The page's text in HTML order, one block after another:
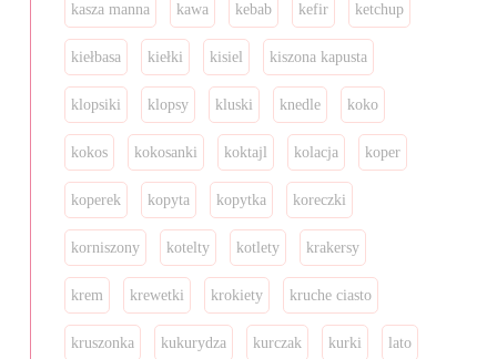
kasza manna kawa kebab kefir ketchup
kiełbasa kiełki kisiel kiszona kapusta
klopsiki klopsy kluski knedle koko
kokos kokosanki koktajl kolacja koper
koperek kopyta kopytka koreczki
korniszony kotelty kotlety krakersy
krem krewetki krokiety kruche ciasto
kruszonka kukurydza kurczak kurki lato